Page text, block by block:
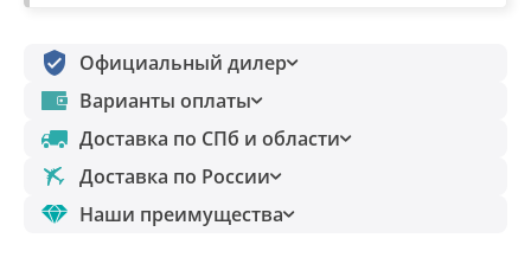
Официальный дилер
Варианты оплаты
Доставка по СПб и области
Доставка по России
Наши преимущества